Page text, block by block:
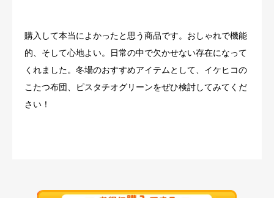
購入して本当によかったと思う商品です。おしゃれで機能
的、そして心地よい。日常の中で欠かせない存在になって
くれました。冬場のおすすめアイテムとして、イケヒコの
こたつ布団、ピスタチオグリーンをぜひ検討してみてくだ
さい！